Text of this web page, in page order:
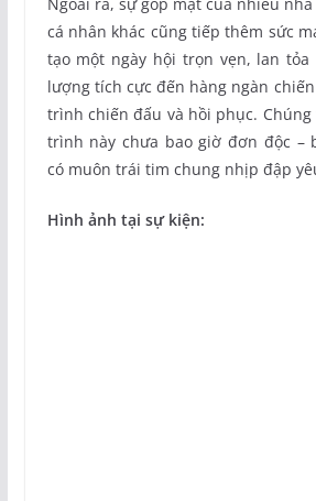
cá nhân khác cũng tiếp thêm sức
tạo một ngày hội trọn vẹn, lan
lượng tích cực đến hàng ngàn
trình chiến đấu và hồi phục.
trình này chưa bao giờ đơn độc –
có muôn trái tim chung nhịp đập
Hình ảnh tại sự kiện: